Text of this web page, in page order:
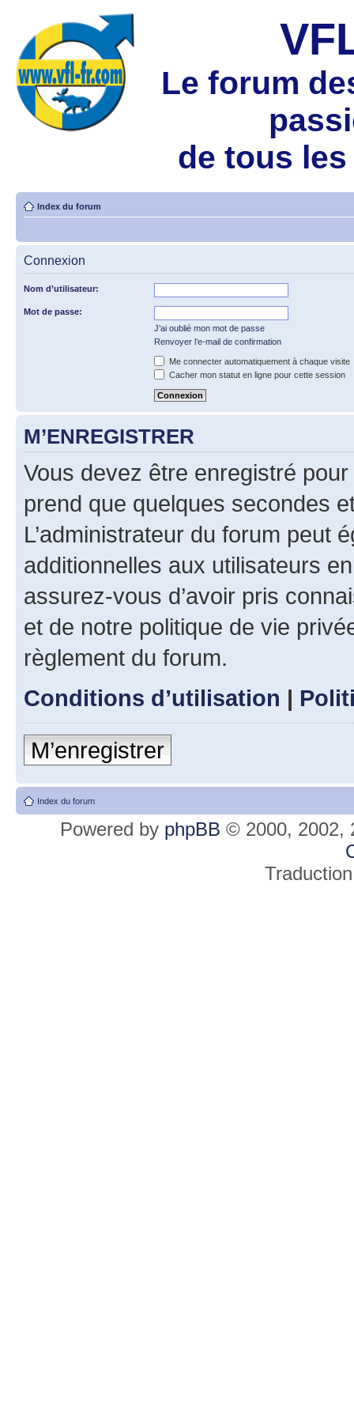
Le forum
de tous
Index du forum
Connexion
Nom d’utilisateur:
Mot de passe:
J’ai oublié mon mot de passe
Renvoyer l’e-mail de confirmation
Me connecter automatiquement à chaque visite
Cacher mon statut en ligne pour cette session
M’ENREGISTRER
Vous devez être enregistré
prend que quelques secondes
L’administrateur du forum peut
additionnelles aux utilisateurs
assurez-vous d’avoir pris
et de notre politique de vie
règlement du forum.
Conditions d’utilisation |
M’enregistrer
Index du forum
Powered by phpBB © 2000, 2002,